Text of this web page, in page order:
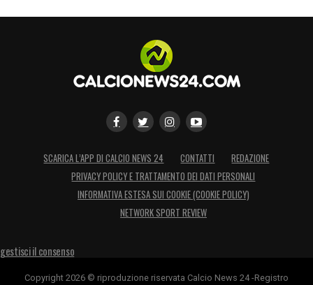
palo sempre nel secondo tempo. E’ questo il
gol che chiude definitivamente la partita, il
Chievo anche il 10 per l’espulsione di Rigoni
non reagisce più e l’Inter ritrova il terzo
94′ – Triplice fischio dell’arbitro, Inter batte
Chievo 2-0!
93′ – Ultima occasione per l’Inter, Candreva
batte corta la punizione per Perisic che
alta sul fondo
SCARICA L’APP DI CALCIO NEWS 24 CONTATTI
REDAZIONE
PRIVACY POLICY E TRATTAMENTO DEI DATI PERSONALI
INFORMATIVA ESTESA SUI COOKIE (COOKIE POLICY)
NETWORK SPORT REVIEW
gestisci il consenso
Copyright 2026 © riproduzione riservata Calcio News 24 -Registro